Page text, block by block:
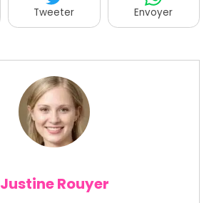
Tweeter Envoyer
Justine Rouyer